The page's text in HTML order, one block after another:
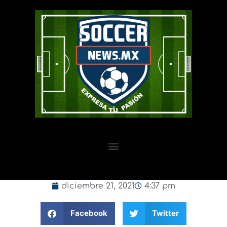
diciembre 21, 2021 4:37 pm
Facebook Twitter